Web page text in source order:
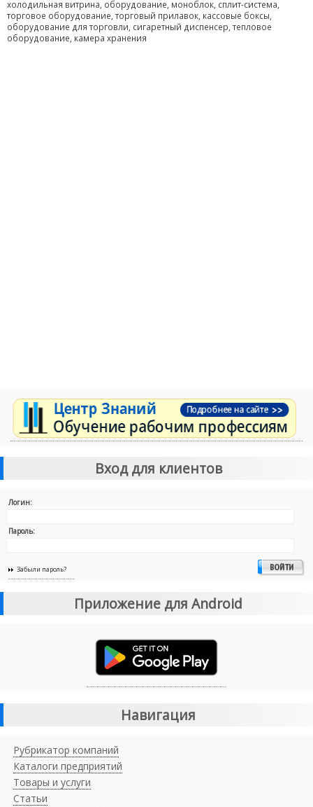
холодильная витрина, оборудование, моноблок, сплит-система,
торговое оборудование, торговый прилавок, кассовые боксы,
оборудование для торговли, сигаретный диспенсер, тепловое
оборудование, камера хранения
Вход для клиентов
Логин:
Пароль:
Забыли пароль?
Приложение для Android
Навигация
Рубрикатор компаний
Каталоги предприятий
Товары и услуги
Статьи